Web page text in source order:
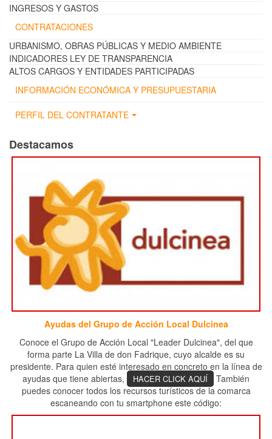
INGRESOS Y GASTOS
CONTRATACIONES
URBANISMO, OBRAS PÚBLICAS Y MEDIO AMBIENTE
INDICADORES LEY DE TRANSPARENCIA
ALTOS CARGOS Y ENTIDADES PARTICIPADAS
INFORMACIÓN ECONÓMICA Y PRESUPUESTARIA
PERFIL DEL CONTRATANTE
Destacamos
Ayudas del Grupo de Acción Local Dulcinea
Conoce el Grupo de Acción Local "Leader Dulcinea", del que
forma parte La Villa de don Fadrique, cuyo alcalde es su
presidente. Para quien esté interesado en concreto en la línea de
ayudas que tiene abiertas,
HACER CLICK AQUÍ
También
puedes conocer todos los recursos turísticos de la comarca
escaneando con tu smartphone este código: